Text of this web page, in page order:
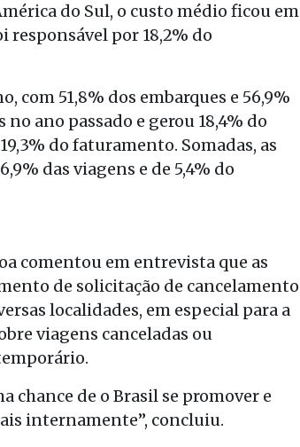
do Sul, o custo médio ficou em
responsável por 18,2% do
com 51,8% dos embarques e 56,9%
ano passado e gerou 18,4% do
do faturamento. Somadas, as
das viagens e de 5,4% do
comentou em entrevista que as
de solicitação de cancelamento
localidades, em especial para a
viagens canceladas ou
chance de o Brasil se promover e
internamente”, concluiu.